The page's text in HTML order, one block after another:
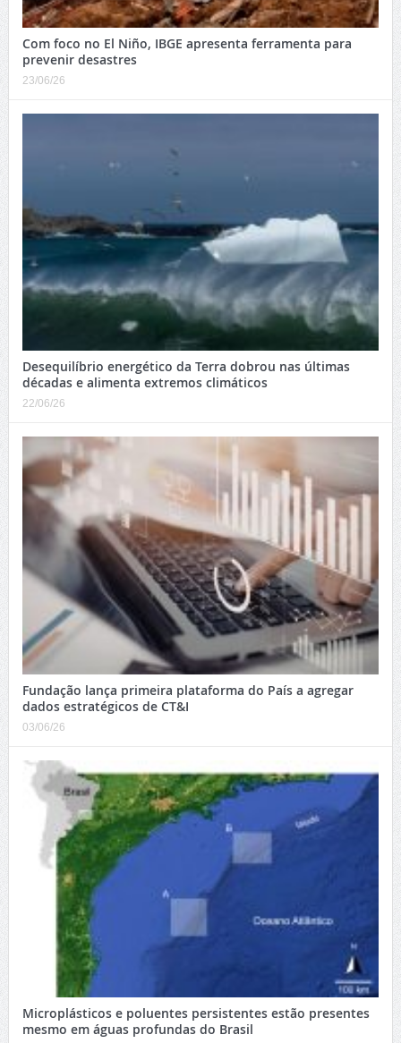
Com foco no El Niño, IBGE apresenta ferramenta para
prevenir desastres
23/06/26
Desequilíbrio energético da Terra dobrou nas últimas
décadas e alimenta extremos climáticos
22/06/26
Fundação lança primeira plataforma do País a agregar
dados estratégicos de CT&I
03/06/26
Microplásticos e poluentes persistentes estão presentes
mesmo em águas profundas do Brasil